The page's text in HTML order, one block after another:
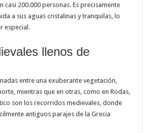
casi 200.000 personas. Es precisamente
a sus aguas cristalinas y tranquilas, lo
especial.
llenos de
entre una exuberante vegetación,
mientras que en otras, como en Rodas,
son los recorridos medievales, donde
antiguos parajes de la Grecia